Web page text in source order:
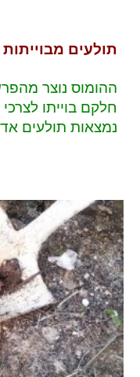
תולעים מבוייתות
ההומוס נוצר
חלקם בוייתו
נמצאות תולעים